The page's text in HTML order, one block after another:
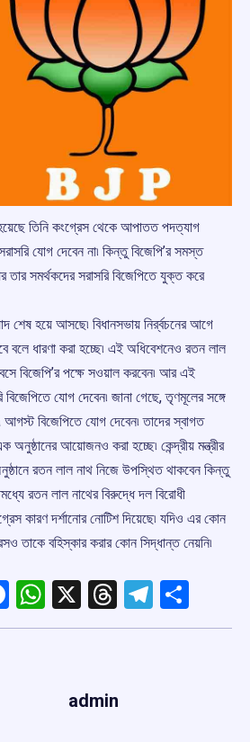
তিনি কংগ্রেস থেকে আপাতত পদত্যাগ
যোগ দেবেন না৷ কিন্তু বিজেপি’র সমস্ত
সমর্থকদের সরাসরি বিজেপিতে যুক্ত করে
শেষ হয়ে আসছে৷ বিধানসভায় নির্র্বচনের আগে
বলে ধারণা করা হচ্ছে৷ এই অধিবেশনেও রতন লাল
বিজেপি’র পক্ষে সওয়াল করবেন৷ আর এই
বিজেপিতে যোগ দেবেন৷ জানা গেছে, তৃণমূলের সঙ্গে
আগস্ট বিজেপিতে যোগ দেবেন৷ তাদের স্বাগত
অনুষ্ঠানের আয়োজনও করা হচ্ছে৷ কেন্দ্রীয় মন্ত্রীর
রতন লাল নাথ নিজে উপস্থিত থাকবেন কিন্তু
রতন লাল নাথের বিরুদ্ধে দল বিরোধী
কারণ দর্শানোর নোটিশ দিয়েছে৷ যদিও এর কোন
তাকে বহিস্কার করার কোন সিদ্ধান্ত নেয়নি৷
Facebook
WhatsApp
X Threads
admin